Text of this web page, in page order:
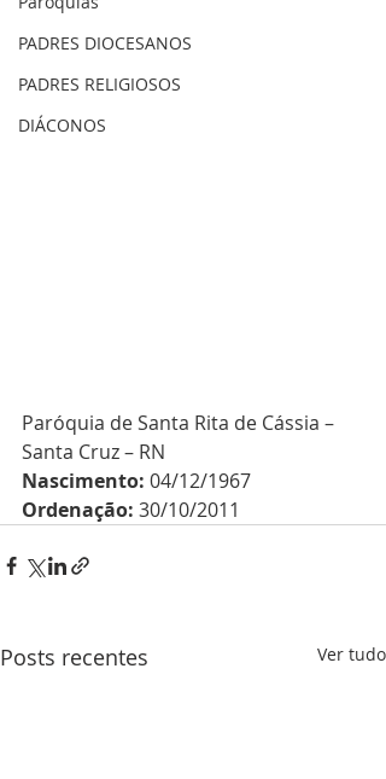
PADRES DIOCESANOS
PADRES RELIGIOSOS
DIÁCONOS
Paróquia de Santa Rita de Cássia –
Santa Cruz – RN
Nascimento: 04/12/1967
Ordenação: 30/10/2011
Posts recentes Ver tudo